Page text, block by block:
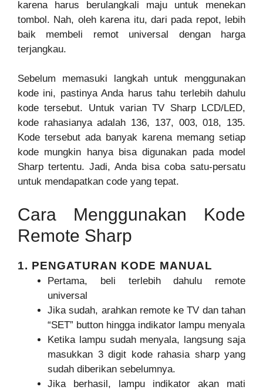
karena harus berulangkali maju untuk menekan
tombol. Nah, oleh karena itu, dari pada repot, lebih
baik membeli remot universal dengan harga
terjangkau.
Sebelum memasuki langkah untuk menggunakan
kode ini, pastinya Anda harus tahu terlebih dahulu
kode tersebut. Untuk varian TV Sharp LCD/LED,
kode rahasianya adalah 136, 137, 003, 018, 135.
Kode tersebut ada banyak karena memang setiap
kode mungkin hanya bisa digunakan pada model
Sharp tertentu. Jadi, Anda bisa coba satu-persatu
untuk mendapatkan code yang tepat.
Cara Menggunakan Kode
Remote Sharp
1. PENGATURAN KODE MANUAL
Pertama, beli terlebih dahulu remote
universal
Jika sudah, arahkan remote ke TV dan tahan
“SET” button hingga indikator lampu menyala
Ketika lampu sudah menyala, langsung saja
masukkan 3 digit kode rahasia sharp yang
sudah diberikan sebelumnya.
Jika berhasil, lampu indikator akan mati